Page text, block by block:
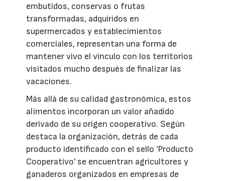
embutidos, conservas o frutas
transformadas, adquiridos en
supermercados y establecimientos
comerciales, representan una forma de
mantener vivo el vínculo con los territorios
visitados mucho después de finalizar las
vacaciones.
Más allá de su calidad gastronómica, estos
alimentos incorporan un valor añadido
derivado de su origen cooperativo. Según
destaca la organización, detrás de cada
producto identificado con el sello 'Producto
Cooperativo' se encuentran agricultores y
ganaderos organizados en empresas de